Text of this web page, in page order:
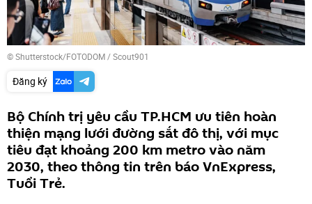
© Shutterstock/FOTODOM / Scout901
Đăng ký
Bộ Chính trị yêu cầu TP.HCM ưu tiên hoàn
thiện mạng lưới đường sắt đô thị, với mục
tiêu đạt khoảng 200 km metro vào năm
2030, theo thông tin trên báo VnExpress,
Tuổi Trẻ.